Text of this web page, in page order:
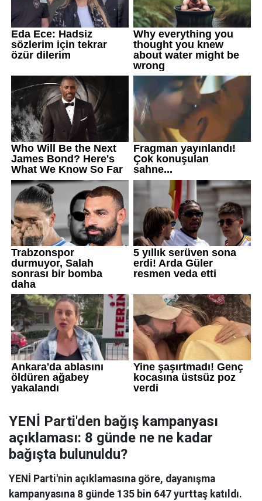
YENİ Parti'den bağış kampanyası
açıklaması: 8 günde ne ne kadar
bağışta bulunuldu?
YENİ Parti'nin açıklamasına göre, dayanışma
kampanyasına 8 günde 135 bin 647 yurttaş katıldı.